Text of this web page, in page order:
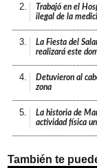
2.
Trabajó en el
ilegal de la
3.
La Fiesta del
realizará este
4.
Detuvieron al
zona
5.
La historia de
actividad física
También te